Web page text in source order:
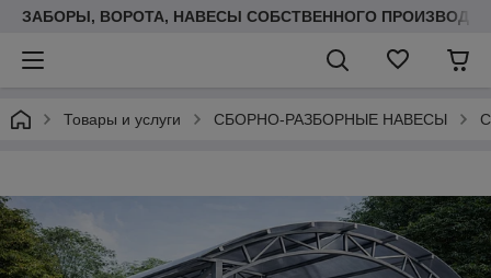
ЗАБОРЫ, ВОРОТА, НАВЕСЫ СОБСТВЕННОГО
Товары и услуги СБОРНО-РАЗБОРНЫЕ НАВЕСЫ